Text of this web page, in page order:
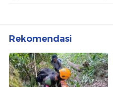
Rekomendasi